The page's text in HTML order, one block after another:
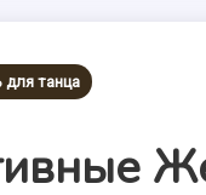
танца